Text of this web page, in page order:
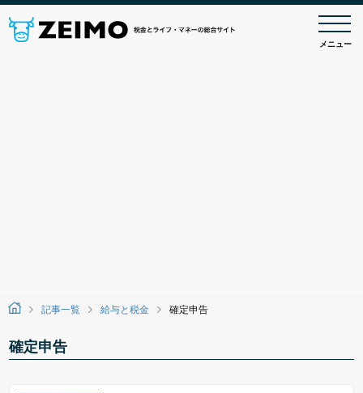
メニュー
記事一覧 給与と税金 確定申告
確定申告